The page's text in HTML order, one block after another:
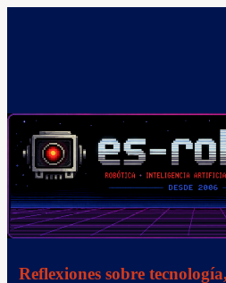
Reflexiones sobre